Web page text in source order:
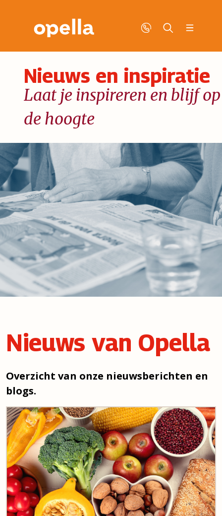
Nieuws en inspiratie
Laat je inspireren en blijf op
de hoogte
Nieuws van Opella
Overzicht van onze nieuwsberichten en
blogs.